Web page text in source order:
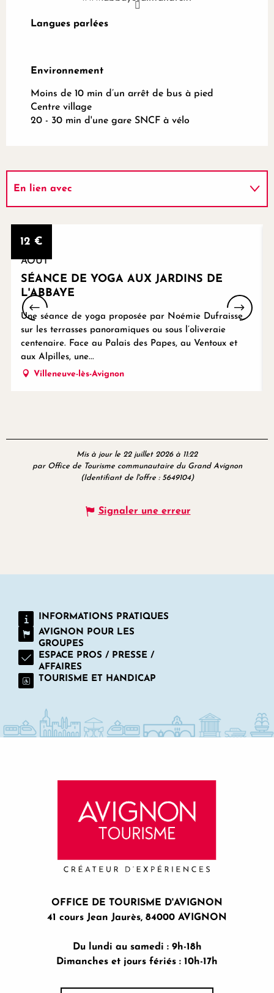
Langues parlées
Langues parlées
Environnement
Environnement
Moins de 10 min d’un arrêt de bus à pied
Centre village
20 - 30 min d'une gare SNCF à vélo
En lien avec
Se trouve sur le parcours de...
12 €
5
AOÛT
SÉANCE DE YOGA AUX JARDINS DE
L'ABBAYE
Une séance de yoga proposée par Noémie Dufraisse
sur les terrasses panoramiques ou sous l’oliveraie
centenaire. Face au Palais des Papes, au Ventoux et
aux Alpilles, une...
Villeneuve-lès-Avignon
Mis à jour le 22 juillet 2026 à 11:22
par Office de Tourisme communautaire du Grand Avignon
(Identifiant de l'offre : 5649104)
Signaler une erreur
INFORMATIONS PRATIQUES
AVIGNON POUR LES
GROUPES
ESPACE PROS / PRESSE /
AFFAIRES
TOURISME ET HANDICAP
OFFICE DE TOURISME D'AVIGNON
41 cours Jean Jaurès, 84000 AVIGNON
Du lundi au samedi : 9h-18h
Dimanches et jours fériés : 10h-17h